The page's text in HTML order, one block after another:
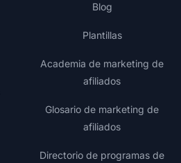
Blog
Plantillas
Academia de marketing de
afiliados
Glosario de marketing de
afiliados
Directorio de programas de